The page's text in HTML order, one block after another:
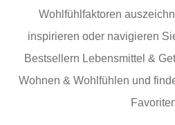
Wohlfühlfaktoren
inspirieren oder navigieren
Bestsellern Lebensmittel &
Wohnen & Wohlfühlen und